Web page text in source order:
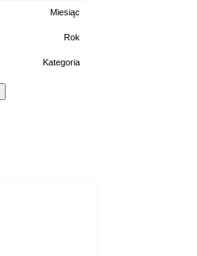
Miesiąc
Rok
Kategoria